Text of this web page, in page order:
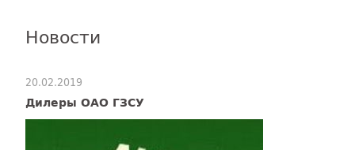
Новости
20.02.2019
Дилеры ОАО ГЗСУ